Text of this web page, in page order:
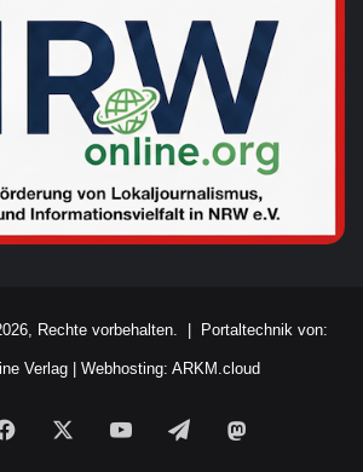
Rechte vorbehalten. | Portaltechnik von:
Verlag | Webhosting: ARKM.cloud
Facebook YouTubeTelegram